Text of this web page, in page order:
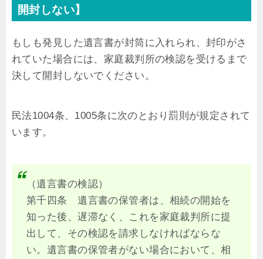
開封しない】
もしも発見した遺言書が封筒に入れられ、封印がさ
れていた場合には、家庭裁判所の検認を受けるまで
決して開封しないでください。
民法1004条、1005条に次のとおり罰則が規定されて
います。
（遺言書の検認）
第千四条 遺言書の保管者は、相続の開始を
知った後、遅滞なく、これを家庭裁判所に提
出して、その検認を請求しなければならな
い。遺言書の保管者がない場合において、相